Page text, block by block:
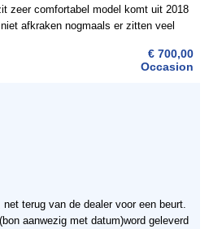
zeer comfortabel model komt uit 2018
afkraken nogmaals er zitten veel
de leuningen ...
€ 700,00
Occasion
terug van de dealer voor een beurt.
aanwezig met datum)word geleverd